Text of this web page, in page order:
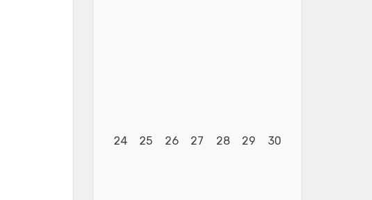
24 25 26 27 28 29 30